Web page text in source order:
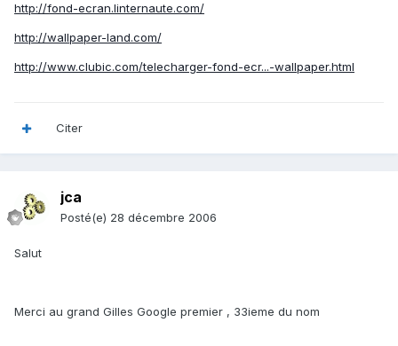
http://fond-ecran.linternaute.com/
http://wallpaper-land.com/
http://www.clubic.com/telecharger-fond-ecr...-wallpaper.html
Citer
jca
Posté(e) 28 décembre 2006
Salut
Merci au grand Gilles Google premier , 33ieme du nom